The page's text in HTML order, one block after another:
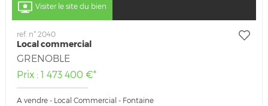
Visiter le site du bien
ref. n° 2040
Local commercial
GRENOBLE
Prix : 1 473 400 €*
A vendre - Local Commercial - Fontaine